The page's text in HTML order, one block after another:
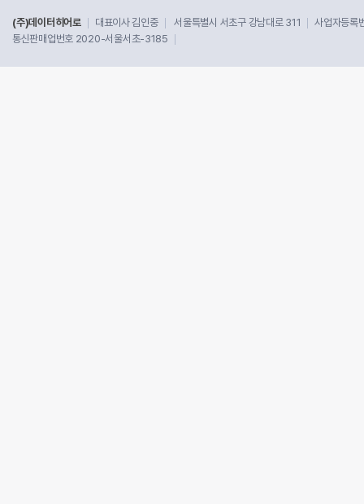
(주)데이터히어로 대표이사 김인중 서울특별시 서초구 강남대로 311
사업자등
통신판매업번호 2020-서울서초-3185